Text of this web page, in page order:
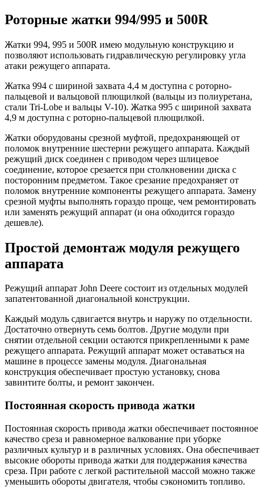
Роторные жатки 994/995 и 500R
Жатки 994, 995 и 500R имею модульную конструкцию и
позволяют использовать гидравлическую регулировку угла
атаки режущего аппарата.
Жатка 994 с шириной захвата 4,4 м доступна с роторно-
пальцевой и вальцовой плющилкой (вальцы из полиуретана,
стали Tri-Lobe и вальцы V-10). Жатка 995 с шириной захвата
4,9 м доступна с роторно-пальцевой плющилкой.
Жатки оборудованы срезной муфтой, предохраняющей от
поломок внутренние шестерни режущего аппарата. Каждый
режущий диск соединен с приводом через шлицевое
соединение, которое срезается при столкновении диска с
посторонним предметом. Такое срезание предохраняет от
поломок внутренние компоненты режущего аппарата. Замену
срезной муфты выполнять гораздо проще, чем ремонтировать
или заменять режущий аппарат (и она обходится гораздо
дешевле).
Простой демонтаж модуля режущего
аппарата
Режущий аппарат John Deere состоит из отдельных модулей
запатентованной диагональной конструкции.
Каждый модуль сдвигается внутрь и наружу по отдельности.
Достаточно отвернуть семь болтов. Другие модули при
снятии отдельной секции остаются прикрепленными к раме
режущего аппарата. Режущий аппарат может оставаться на
машине в процессе замены модуля. Диагональная
конструкция обеспечивает простую установку, снова
завинтите болты, и ремонт закончен.
Постоянная скорость привода жатки
Постоянная скорость привода жатки обеспечивает постоянное
качество среза и равномерное валкование при уборке
различных культур и в различных условиях. Она обеспечивает
высокие обороты привода жатки для поддержания качества
среза. При работе с легкой растительной массой можно также
уменьшить обороты двигателя, чтобы сэкономить топливо.